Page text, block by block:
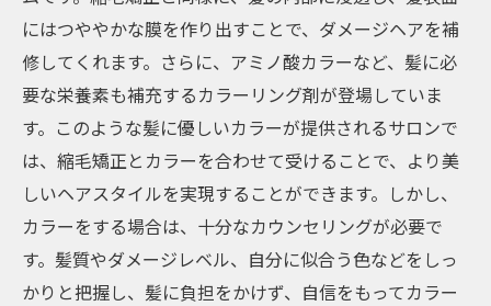
にはつややかな膜を作り出すことで、ダメージヘアを補
修してくれます。さらに、アミノ酸カラーなど、髪に必
要な栄養素も補充するカラーリング剤が登場していま
す。このような髪に優しいカラーが提供されるサロンで
は、縮毛矯正とカラーを合わせて受けることで、より美
しいヘアスタイルを実現することができます。しかし、
カラーをする場合は、十分なカウンセリングが必要で
す。髪質やダメージレベル、自分に似合う色などをしっ
かりと把握し、髪に負担をかけず、自信をもってカラー